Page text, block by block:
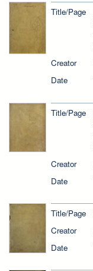
Title/Page
Creator
Date
Title/Page
Creator
Date
Title/Page
Creator
Date